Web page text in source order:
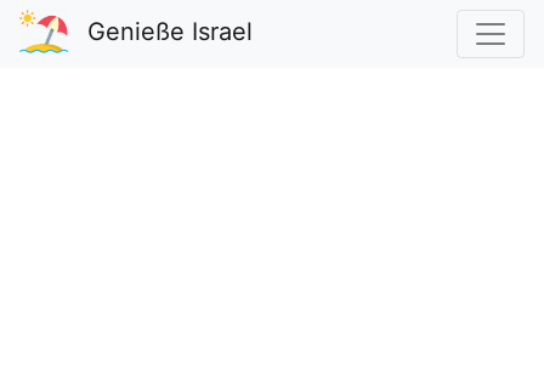
Genieße Israel